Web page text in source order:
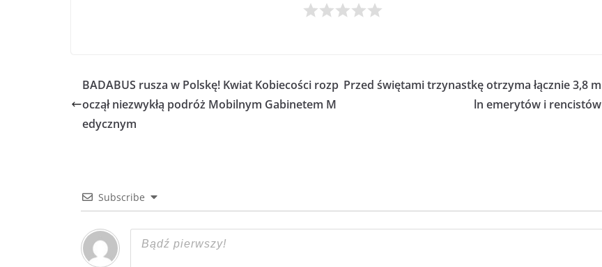
BADABUS rusza w Polskę! Kwiat Kobiecości rozp
oczął niezwykłą podróż Mobilnym Gabinetem M
edycznym
Przed świętami trzynastkę otrzyma łącznie 3,8 m
ln emerytów i rencistów
Subscribe